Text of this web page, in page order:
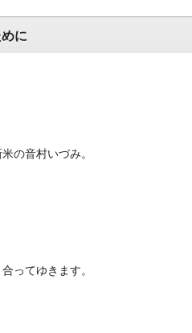
に
の音村いづみ。
ってゆきます。